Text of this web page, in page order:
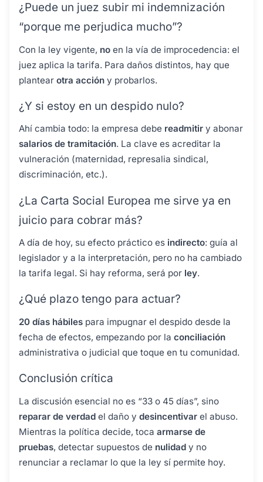
¿Puede un juez subir mi indemnización
“porque me perjudica mucho”?
Con la ley vigente, no en la vía de improcedencia: el
juez aplica la tarifa. Para daños distintos, hay que
plantear otra acción y probarlos.
¿Y si estoy en un despido nulo?
Ahí cambia todo: la empresa debe readmitir y abonar
salarios de tramitación. La clave es acreditar la
vulneración (maternidad, represalia sindical,
discriminación, etc.).
¿La Carta Social Europea me sirve ya en
juicio para cobrar más?
A día de hoy, su efecto práctico es indirecto: guía al
legislador y a la interpretación, pero no ha cambiado
la tarifa legal. Si hay reforma, será por ley.
¿Qué plazo tengo para actuar?
20 días hábiles para impugnar el despido desde la
fecha de efectos, empezando por la conciliación
administrativa o judicial que toque en tu comunidad.
Conclusión crítica
La discusión esencial no es “33 o 45 días”, sino
reparar de verdad el daño y desincentivar el abuso.
Mientras la política decide, toca armarse de
pruebas, detectar supuestos de nulidad y no
renunciar a reclamar lo que la ley sí permite hoy.